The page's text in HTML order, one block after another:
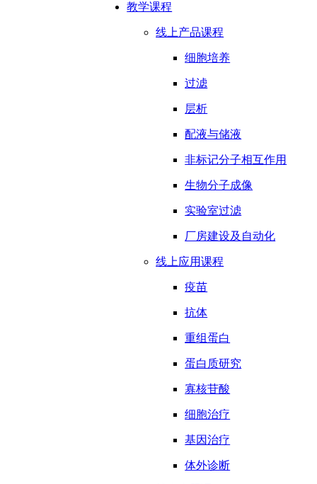
教学课程
线上产品课程
细胞培养
过滤
层析
配液与储液
非标记分子相互作用
生物分子成像
实验室过滤
厂房建设及自动化
线上应用课程
疫苗
抗体
重组蛋白
蛋白质研究
寡核苷酸
细胞治疗
基因治疗
体外诊断